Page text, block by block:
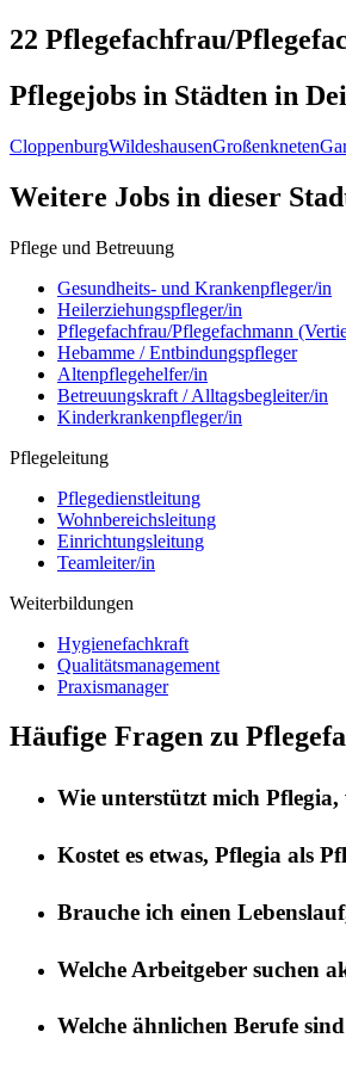
22 Pflegefachfrau/
Pflegejobs in Städten in
CloppenburgWildeshausenGroßenkneten
Weitere Jobs in dieser
Pflege und Betreuung
Gesundheits- und Krankenpfleger/in
Heilerziehungspfleger/in
Pflegefachfrau/Pflegefachmann
Hebamme / Entbindungspfleger
Altenpflegehelfer/in
Betreuungskraft / Alltagsbegleiter/in
Kinderkrankenpfleger/in
Pflegeleitung
Pflegedienstleitung
Wohnbereichsleitung
Einrichtungsleitung
Teamleiter/in
Weiterbildungen
Hygienefachkraft
Qualitätsmanagement
Praxismanager
Häufige Fragen zu
Wie unterstützt mich Pflegia,
Kostet es etwas, Pflegia als
Brauche ich einen
Welche Arbeitgeber suchen
Welche ähnlichen Berufe